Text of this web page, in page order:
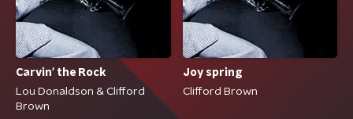
Carvin' the Rock
Lou Donaldson & Clifford
Brown
Joy spring
Clifford Brown